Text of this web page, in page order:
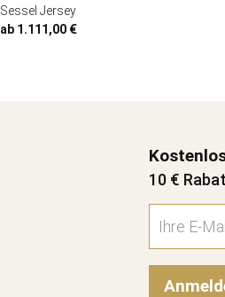
Sessel Jersey
ab 1.111,00 €
10 €